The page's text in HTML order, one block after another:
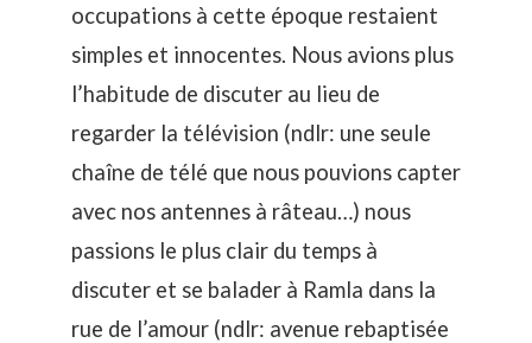
occupations à cette époque restaient
simples et innocentes. Nous avions plus
l’habitude de discuter au lieu de
regarder la télévision (ndlr: une seule
chaîne de télé que nous pouvions capter
avec nos antennes à râteau…) nous
passions le plus clair du temps à
discuter et se balader à Ramla dans la
rue de l’amour (ndlr: avenue rebaptisée